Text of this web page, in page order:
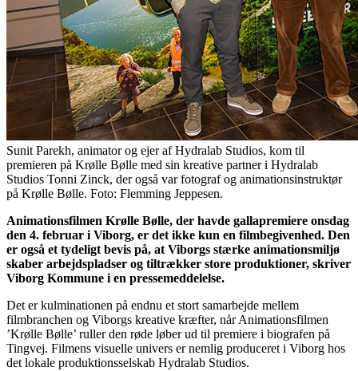
Sunit Parekh, animator og ejer af Hydralab Studios, kom til
premieren på Krølle Bølle med sin kreative partner i Hydralab
Studios Tonni Zinck, der også var fotograf og animationsinstruktør
på Krølle Bølle. Foto: Flemming Jeppesen.
Animationsfilmen Krølle Bølle, der havde gallapremiere onsdag
den 4. februar i Viborg, er det ikke kun en filmbegivenhed. Den
er også et tydeligt bevis på, at Viborgs stærke animationsmiljø
skaber arbejdspladser og tiltrækker store produktioner, skriver
Viborg Kommune i en pressemeddelelse.
Det er kulminationen på endnu et stort samarbejde mellem
filmbranchen og Viborgs kreative kræfter, når Animationsfilmen
’Krølle Bølle’ ruller den røde løber ud til premiere i biografen på
Tingvej. Filmens visuelle univers er nemlig produceret i Viborg hos
det lokale produktionsselskab Hydralab Studios.